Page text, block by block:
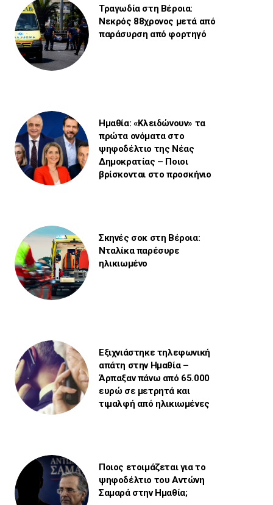
Τραγωδία στη Βέροια:
Νεκρός 88χρονος μετά από
παράσυρση από φορτηγό
Ημαθία: «Κλειδώνουν» τα
πρώτα ονόματα στο
ψηφοδέλτιο της Νέας
Δημοκρατίας – Ποιοι
βρίσκονται στο προσκήνιο
Σκηνές σοκ στη Βέροια:
Νταλίκα παρέσυρε
ηλικιωμένο
Εξιχνιάστηκε τηλεφωνική
απάτη στην Ημαθία –
Άρπαξαν πάνω από 65.000
ευρώ σε μετρητά και
τιμαλφή από ηλικιωμένες
Ποιος ετοιμάζεται για το
ψηφοδέλτιο του Αντώνη
Σαμαρά στην Ημαθία;